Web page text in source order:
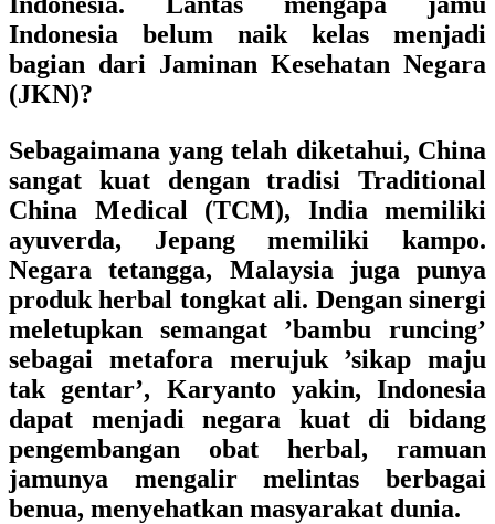
Indonesia belum naik kelas menjadi
bagian dari Jaminan Kesehatan Negara
(JKN)?
Sebagaimana yang telah diketahui, China
sangat kuat dengan tradisi Traditional
China Medical (TCM), India memiliki
ayuverda, Jepang memiliki kampo.
Negara tetangga, Malaysia juga punya
produk herbal tongkat ali. Dengan sinergi
meletupkan semangat ’bambu runcing’
sebagai metafora merujuk ’sikap maju
tak gentar’, Karyanto yakin, Indonesia
dapat menjadi negara kuat di bidang
pengembangan obat herbal, ramuan
jamunya mengalir melintas berbagai
benua, menyehatkan masyarakat dunia.